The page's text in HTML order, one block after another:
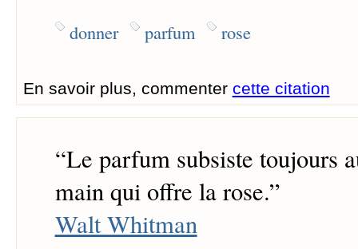
donner parfum rose
En savoir plus, commenter cette citation
“Le parfum subsiste toujours
main qui offre la rose.”
Walt Whitman